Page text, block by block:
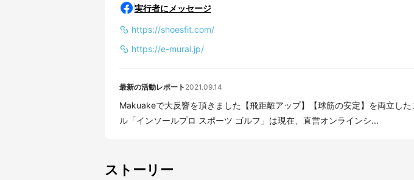
実行者にメッセージ
https://shoesfit.com/
https://e-murai.jp/
最新の活動レポート 2021.09.14
Makuakeで大反響を頂きました【飛距離アップ】【球筋の安定】を両立した
ル「インソールプロ スポーツ ゴルフ」は現在、直営オンラインシ...
ストーリー